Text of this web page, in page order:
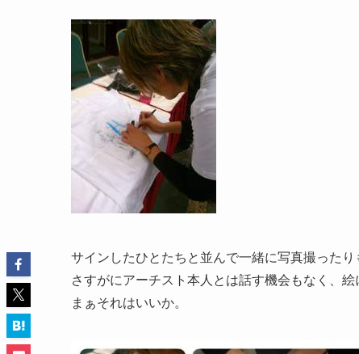
サインしたひとたちと並んで一緒に写真撮ったり
さすがにアーチスト本人とは話す機会もなく、
まぁそれはいいか。